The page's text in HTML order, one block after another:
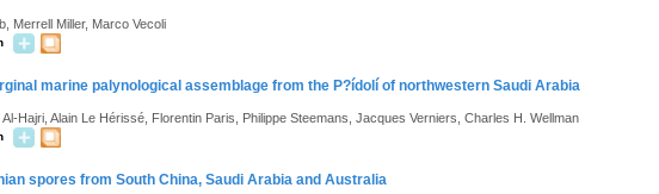
Merrell Miller, Marco Vecoli
marine palynological assemblage from the P?ídolí of northwestern Saudi Arabia
Al-Hajri, Alain Le Hérissé, Florentin Paris, Philippe Steemans, Jacques Verniers, Charles H. Wellman
spores from South China, Saudi Arabia and Australia